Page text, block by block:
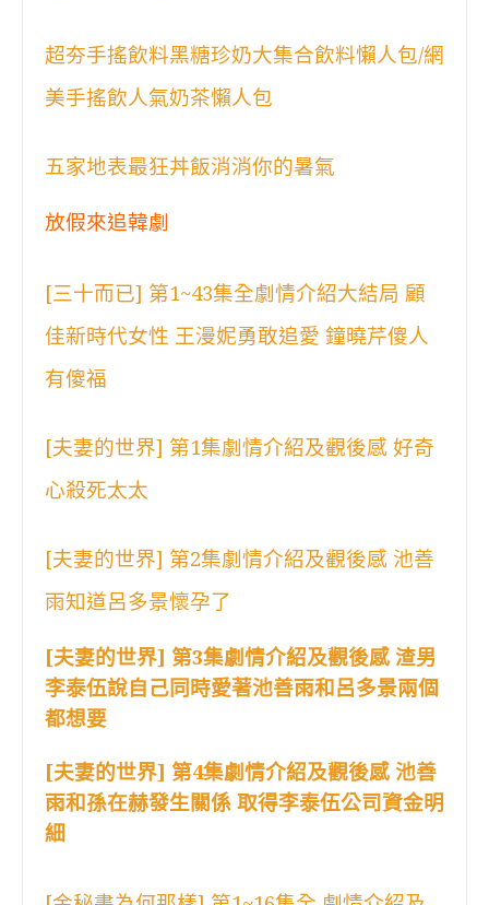
超夯手搖飲料黑糖珍奶大集合飲料懶人包/網
美手搖飲人氣奶茶懶人包
五家地表最狂丼飯消消你的暑氣
放假來追韓劇
[三十而已] 第1~43集全劇情介紹大結局 顧
佳新時代女性 王漫妮勇敢追愛 鐘曉芹傻人
有傻福
[夫妻的世界] 第1集劇情介紹及觀後感 好奇
心殺死太太
[夫妻的世界] 第2集劇情介紹及觀後感 池善
雨知道呂多景懷孕了
[夫妻的世界] 第3集劇情介紹及觀後感 渣男
李泰伍說自己同時愛著池善雨和呂多景兩個
都想要
[夫妻的世界] 第4集劇情介紹及觀後感 池善
雨和孫在赫發生關係 取得李泰伍公司資金明
細